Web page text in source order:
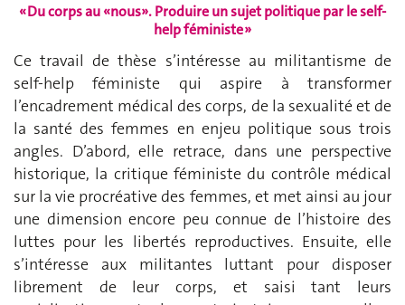
« Du corps au «nous». Produire un sujet politique par le self-
help féministe »
Ce travail de thèse s’intéresse au militantisme de
self-help féministe qui aspire à transformer
l’encadrement médical des corps, de la sexualité et de
la santé des femmes en enjeu politique sous trois
angles. D’abord, elle retrace, dans une perspective
historique, la critique féministe du contrôle médical
sur la vie procréative des femmes, et met ainsi au jour
une dimension encore peu connue de l’histoire des
luttes pour les libertés reproductives. Ensuite, elle
s’intéresse aux militantes luttant pour disposer
librement de leur corps, et saisi tant leurs